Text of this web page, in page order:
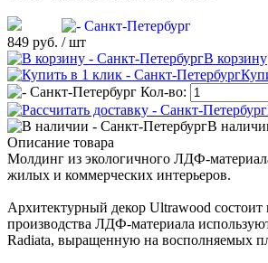
849 руб. / шт
В корзину
Кол-во:
В
Описание товара
Молдинг из экологичного ЛДФ-
жилых и коммерческих интерьеров.
Архитектурный декор Ultrawood
производства ЛДФ-материала
Radiatа, выращенную на восполняемых